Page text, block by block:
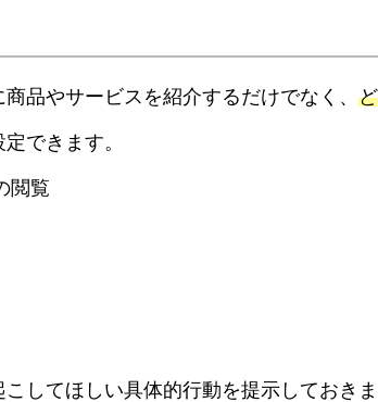
品やサービスを紹介するだけでなく、
できます。
閲覧
してほしい具体的行動を提示しておき